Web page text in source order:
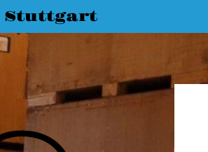
Stuttgart